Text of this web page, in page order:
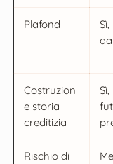
Plafond
Costruzion
e storia
creditizia
Rischio di